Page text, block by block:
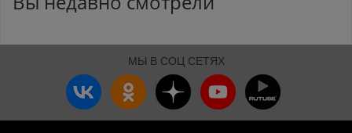
МЫ В СОЦ СЕТЯХ